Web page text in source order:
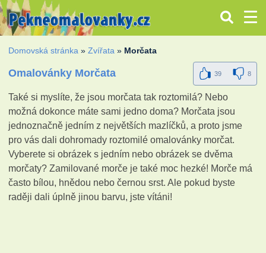
Domovská stránka »Zvířata » Morčata
Omalovánky Morčata 39 8
Také si myslíte, že jsou morčata tak roztomilá? Nebo
možná dokonce máte sami jedno doma? Morčata jsou
jednoznačně jedním z největších mazlíčků, a proto jsme
pro vás dali dohromady roztomilé omalovánky morčat.
Vyberete si obrázek s jedním nebo obrázek se dvěma
morčaty? Zamilované morče je také moc hezké! Morče má
často bílou, hnědou nebo černou srst. Ale pokud byste
raději dali úplně jinou barvu, jste vítáni!